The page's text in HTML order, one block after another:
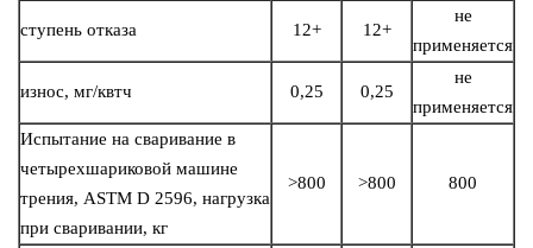
ступень отказа 12+ 12+
не
применяется
износ, мг/квтч 0,25 0,25
не
применяется
Испытание на сваривание в
четырехшариковой машине
трения, ASTM D 2596, нагрузка
при сваривании, кг
>800 >800 800